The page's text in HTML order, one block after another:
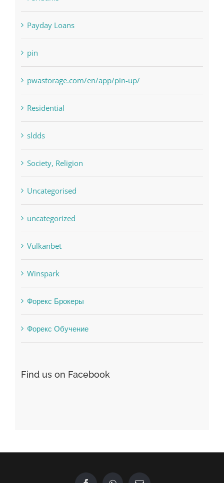
Paribahis
Payday Loans
pin
pwastorage.com/en/app/pin-up/
Residential
sldds
Society, Religion
Uncategorised
uncategorized
Vulkanbet
Winspark
Форекс Брокеры